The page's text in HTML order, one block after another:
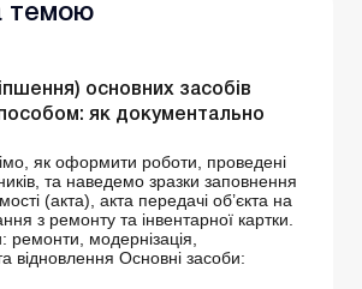
темою
основних засобів
як документально
як оформити роботи, проведені
та наведемо зразки заповнення
(акта), акта передачі об’єкта на
з ремонту та інвентарної картки.
ремонти, модернізація,
відновлення Основні засоби: